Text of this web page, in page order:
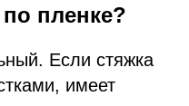
пленке?
Если стяжка
имеет